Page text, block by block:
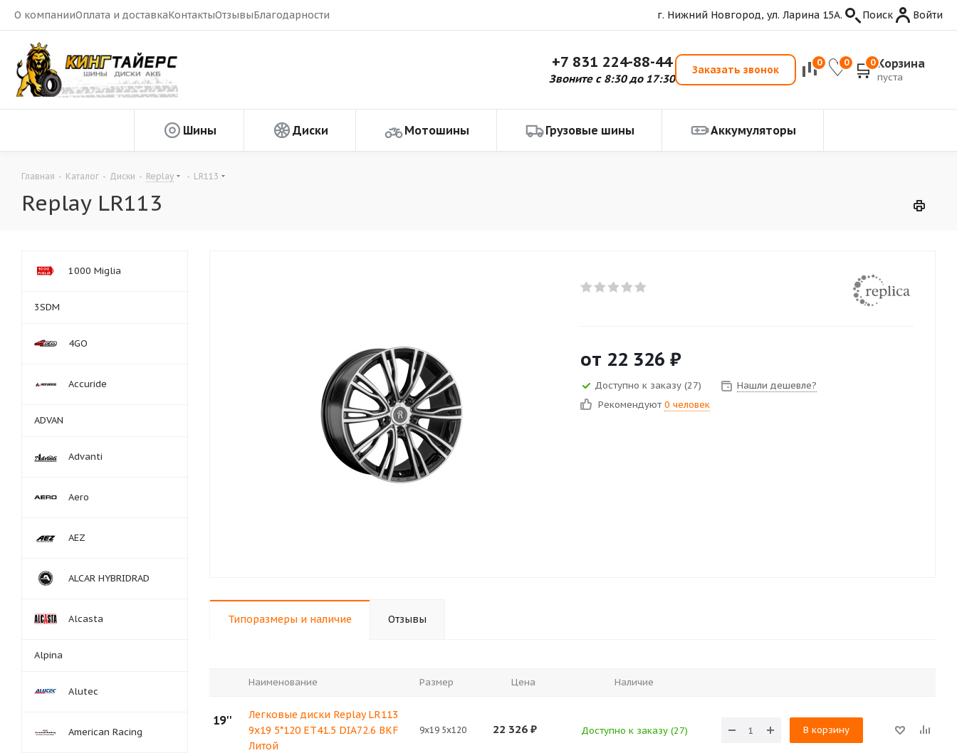
О компанииОплата и доставкаКонтактыОтзывыБлагодарности г. Нижний Новгород, ул. Ларина 15А. Поиск Войти
+7 831 224-88-44
Звоните с 8:30 до 17:30
Заказать звонок
0 0 0 Корзина
пуста
Шины Диски Мотошины Грузовые шины Аккумуляторы
Главная - Каталог - Диски - Replay - LR113
Replay LR113
от 22 326 ₽
Доступно к заказу (27)
Нашли дешевле?
Рекомендуют 0 человек
Типоразмеры и наличие Отзывы
Наименование Размер Цена Наличие
19''
Легковые диски Replay LR113
9x19 5*120 ET41.5 DIA72.6 BKF
Литой
9x19 5x120 22 326 ₽ Доступно к заказу (27) В корзину
1000 Miglia
3SDM
4GO
Accuride
ADVAN
Advanti
Aero
AEZ
ALCAR HYBRIDRAD
Alcasta
Alpina
Alutec
American Racing